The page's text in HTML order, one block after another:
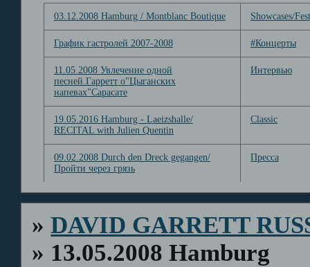
03.12.2008 Hamburg / Montblanc Boutique Showcases/
График гастролей 2007-2008 #Концерты
11.05.2008 Увлечение одной
песней.Гарретт о"Цыганских
напевах"Сарасате
Интервью
19.05.2016 Hamburg - Laeizshalle/
RECITAL with Julien Quentin
Classic
09.02.2008 Durch den Dreck gegangen/
Пройти через грязь
Пресса
»DAVID GARRETT
» 13.05.2008 Hamburg